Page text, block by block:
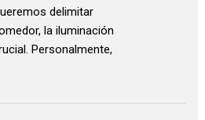
delimitar
la iluminación
Personalmente,